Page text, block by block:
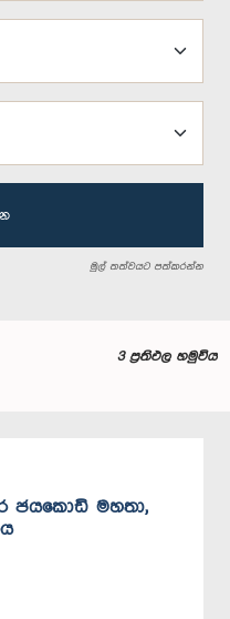
මුල් තත්වයට පත්කරන්න
3 ප්‍රතිඵල හමුවිය
ජයකොඩි මහතා,